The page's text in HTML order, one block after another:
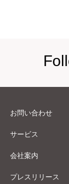
お問い合わせ
サービス
会社案内
プレスリリース